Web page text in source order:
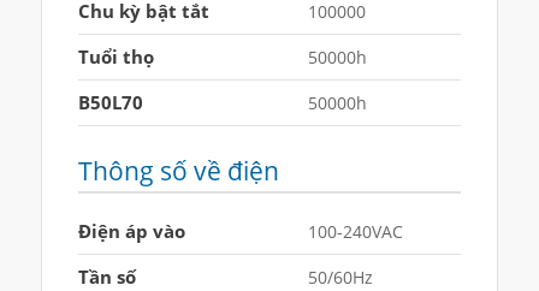
Chu kỳ bật tắt 100000
Tuổi thọ 50000h
B50L70 50000h
Thông số về điện
Điện áp vào 100-240VAC
Tần số 50/60Hz